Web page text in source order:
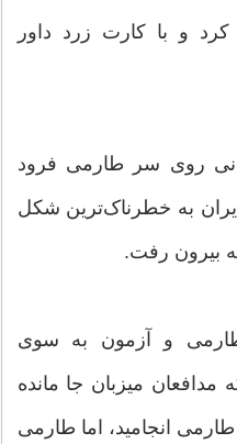
و با کارت زرد داور
حردانی روی سر طارمی فرود
و ضربه مهاجم شماره 9 ایران به خطرناک‌ترین شکل
بیرون رفت.
طارمی و آزمون به سوی
میزبان جا مانده
انجامید، اما طارمی